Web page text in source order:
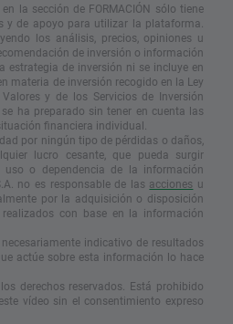
la sección de FORMACIÓN sólo tiene
y de apoyo para utilizar la plataforma.
los análisis, precios, opiniones u
de inversión o información
estrategia de inversión ni se incluye en
materia de inversión recogido en la Ley
y de los Servicios de Inversión
ha preparado sin tener en cuenta las
financiera individual.
por ningún tipo de pérdidas o daños,
lucro cesante, que pueda surgir
o dependencia de la información
no es responsable de las acciones u
por la adquisición o disposición
con base en la información
indicativo de resultados
actúe sobre esta información lo hace
derechos reservados. Está prohibido
vídeo sin el consentimiento expreso